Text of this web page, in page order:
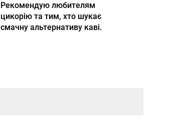
Рекомендую любителям
цикорію та тим, хто шукає
смачну альтернативу каві.